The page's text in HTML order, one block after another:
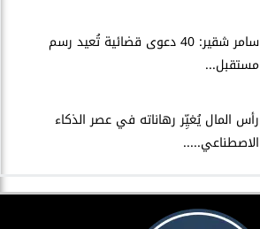
سامر شقير: 40 دعوى قضائية تُعيد رسم
مستقبل...
رأس المال يُغيِّر رهاناته في عصر الذكاء
الاصطناعي.....